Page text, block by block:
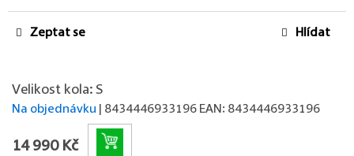
Zeptat se Hlídat
Velikost kola: S
Na objednávku | 8434446933196 EAN: 8434446933196
14 990 Kč